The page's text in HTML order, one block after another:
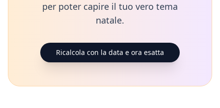
per poter capire il tuo vero tema
natale.
Ricalcola con la data e ora esatta